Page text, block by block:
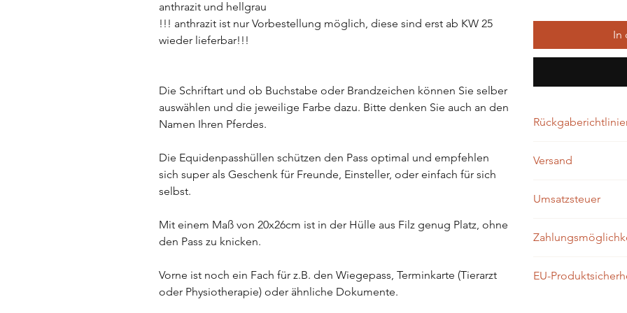
anthrazit und hellgrau
!!! anthrazit ist nur Vorbestellung möglich, diese sind erst ab KW 25
wieder lieferbar!!!
Die Schriftart und ob Buchstabe oder Brandzeichen können Sie selber
auswählen und die jeweilige Farbe dazu. Bitte denken Sie auch an den
Namen Ihren Pferdes.
Die Equidenpasshüllen schützen den Pass optimal und empfehlen
sich super als Geschenk für Freunde, Einsteller, oder einfach für sich
selbst.
Mit einem Maß von 20x26cm ist in der Hülle aus Filz genug Platz, ohne
den Pass zu knicken.
Vorne ist noch ein Fach für z.B. den Wiegepass, Terminkarte (Tierarzt
oder Physiotherapie) oder ähnliche Dokumente.
In
Produkten leider
Versand
Zahlungseingang
Umsatzsteuer
des UstG ist.
- Kredit- Debitkarten
EU-